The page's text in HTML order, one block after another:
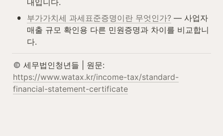
내입니다.
• 부가가치세 과세표준증명이란 무엇인가? — 사업자
매출 규모 확인용 다른 민원증명과 차이를 비교합니
다.
https://www.watax.kr/income-tax/standard-
financial-statement-certificate